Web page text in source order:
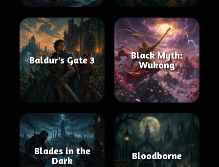
Baldur's Gate 3
Black Myth:
Wukong
Blades in the
Dark
Bloodborne